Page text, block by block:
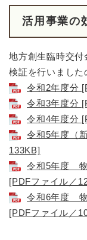
活用事業の
地方創生臨時交
検証を行いました
令和2年度分
令和3年度分
令和4年度分
令和5年度（
133KB]
令和5年度 物
[PDFファイル／
令和6年度 物
[PDFファイル／